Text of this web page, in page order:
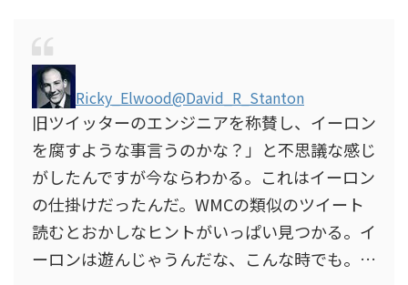
Ricky_Elwood@David_R_Stanton
旧ツイッターのエンジニアを称賛し、イーロン
を腐すような事言うのかな？」と不思議な感じ
がしたんですが今ならわかる。これはイーロン
の仕掛けだったんだ。WMCの類似のツイート
読むとおかしなヒントがいっぱい見つかる。イ
ーロンは遊んじゃうんだな、こんな時でも。…